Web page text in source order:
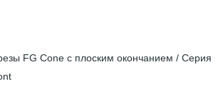
FG Cone с плоским окончанием / Серия